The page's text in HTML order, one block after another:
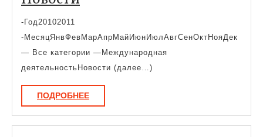
-Год20102011
-МесяцЯнвФевМарАпрМайИюнИюлАвгСенОктНояДек
— Все категории —Международная
деятельностьНовости (далее…)
ПОДРОБНЕЕПОДРОБНЕЕ